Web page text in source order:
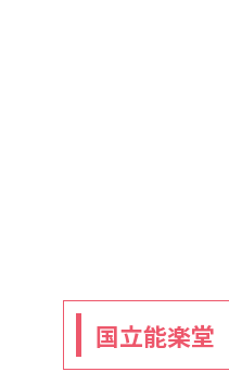
国立能楽堂